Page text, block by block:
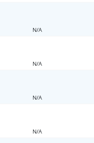
N/A
N/A
N/A
N/A